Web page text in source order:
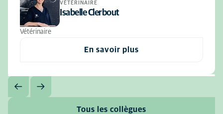
VÉTÉRINAIRE
Isabelle Clerbout
Vétérinaire
En savoir plus
Tous les collègues